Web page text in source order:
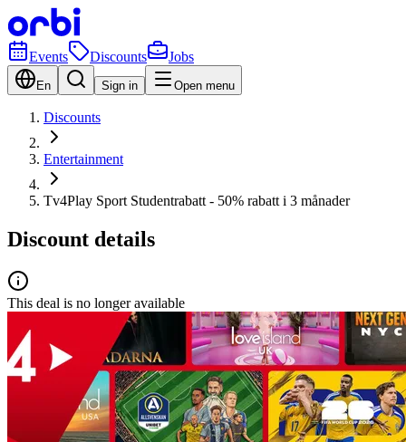
Events Discounts Jobs
En Sign in Open menu
Discounts
Entertainment
Tv4Play Sport Studentrabatt - 50% rabatt i 3 månader
Discount details
This deal is no longer available